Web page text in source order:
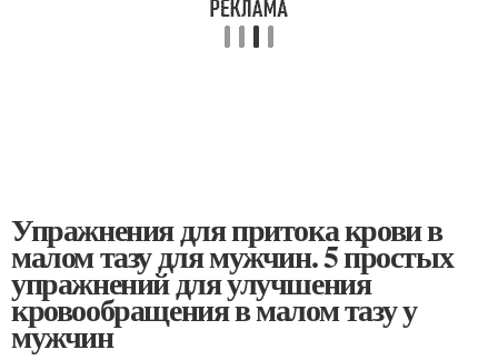
Упражнения для притока крови в
малом тазу для мужчин. 5 простых
упражнений для улучшения
кровообращения в малом тазу у
мужчин